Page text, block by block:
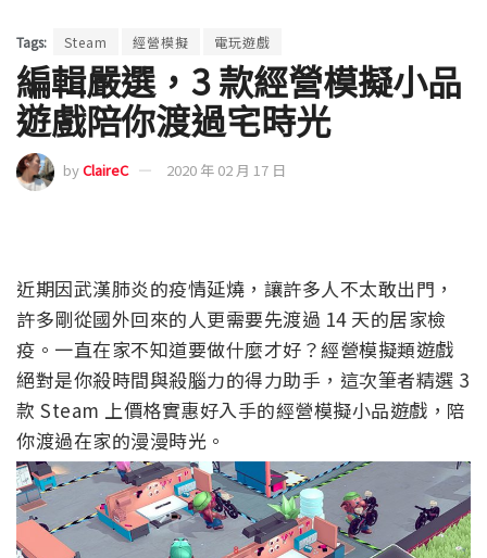
Tags: Steam 經營模擬 電玩遊戲
編輯嚴選，3 款經營模擬小品
遊戲陪你渡過宅時光
byClaireC 2020 年 02 月 17 日
近期因武漢肺炎的疫情延燒，讓許多人不太敢出門，
許多剛從國外回來的人更需要先渡過 14 天的居家檢
疫。一直在家不知道要做什麼才好？經營模擬類遊戲
絕對是你殺時間與殺腦力的得力助手，這次筆者精選 3
款 Steam 上價格實惠好入手的經營模擬小品遊戲，陪
你渡過在家的漫漫時光。